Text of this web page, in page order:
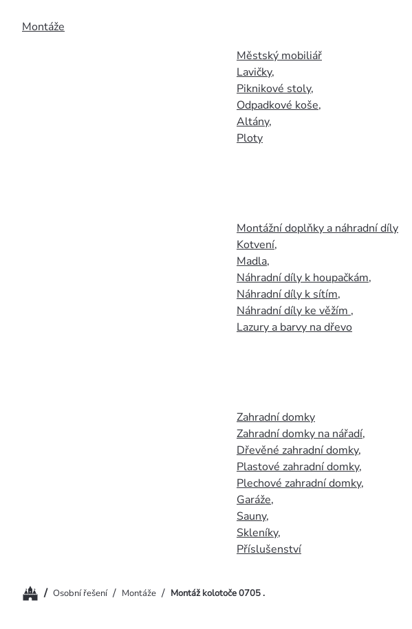
Montáže
Městský mobiliář
Lavičky,
Piknikové stoly,
Odpadkové koše,
Altány,
Ploty
Montážní doplňky a náhradní díly
Kotvení,
Madla,
Náhradní díly k houpačkám,
Náhradní díly k sítím,
Náhradní díly ke věžím ,
Lazury a barvy na dřevo
Zahradní domky
Zahradní domky na nářadí,
Dřevěné zahradní domky,
Plastové zahradní domky,
Plechové zahradní domky,
Garáže,
Sauny,
Skleníky,
Příslušenství
Domů/ Osobní řešení / Montáže / Montáž kolotoče 0705 .